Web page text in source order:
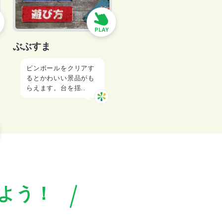
ぶぶすま
ピンボールをクリアす
るとかわいい景品がも
らえます。台を揺..
う！